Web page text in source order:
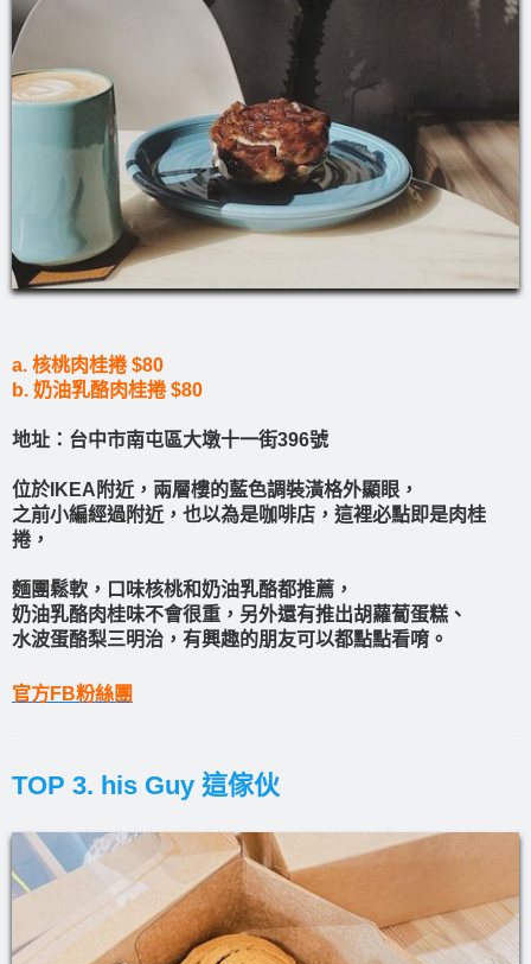
a. 核桃肉桂捲 $80
b. 奶油乳酪肉桂捲 $80
地址：台中市南屯區大墩十一街396號
位於IKEA附近，兩層樓的藍色調裝潢格外顯眼，
之前小編經過附近，也以為是咖啡店，這裡必點即是肉桂
捲，
麵團鬆軟，口味核桃和奶油乳酪都推薦，
奶油乳酪肉桂味不會很重，另外還有推出胡蘿蔔蛋糕、
水波蛋酪梨三明治，有興趣的朋友可以都點點看唷。
官方FB粉絲團
TOP 3. his Guy 這傢伙